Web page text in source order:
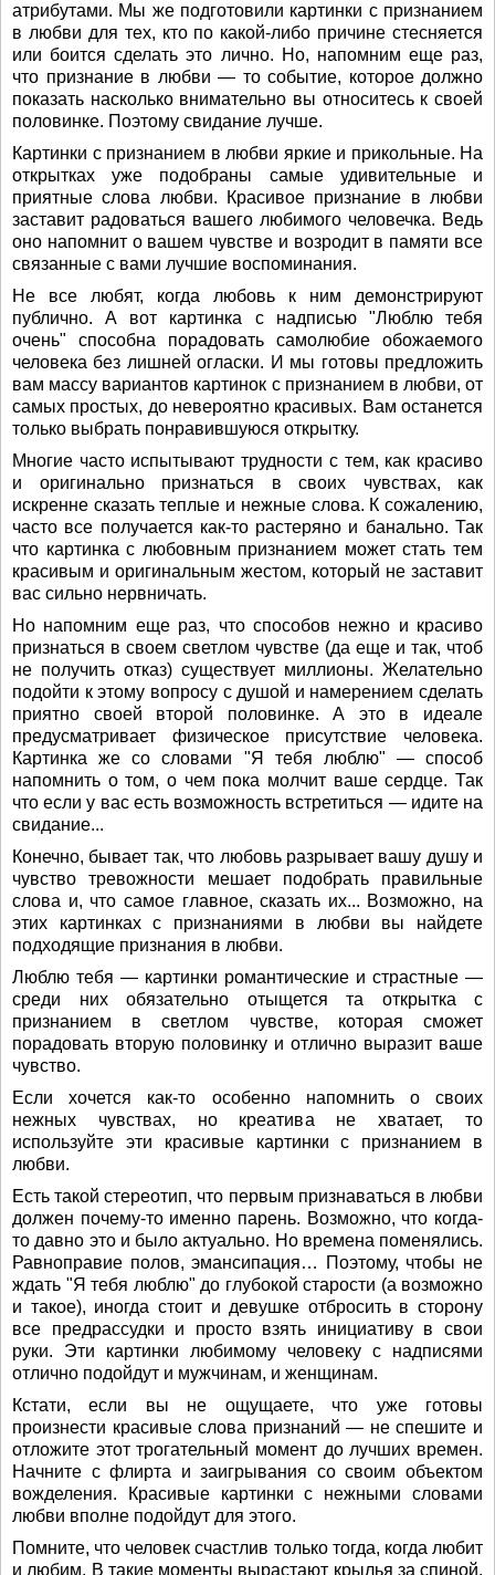
атрибутами. Мы же подготовили картинки с признанием
в любви для тех, кто по какой-либо причине стесняется
или боится сделать это лично. Но, напомним еще раз,
что признание в любви — то событие, которое должно
показать насколько внимательно вы относитесь к своей
половинке. Поэтому свидание лучше.
Картинки с признанием в любви яркие и прикольные. На
открытках уже подобраны самые удивительные и
приятные слова любви. Красивое признание в любви
заставит радоваться вашего любимого человечка. Ведь
оно напомнит о вашем чувстве и возродит в памяти все
связанные с вами лучшие воспоминания.
Не все любят, когда любовь к ним демонстрируют
публично. А вот картинка с надписью "Люблю тебя
очень" способна порадовать самолюбие обожаемого
человека без лишней огласки. И мы готовы предложить
вам массу вариантов картинок с признанием в любви, от
самых простых, до невероятно красивых. Вам останется
только выбрать понравившуюся открытку.
Многие часто испытывают трудности с тем, как красиво
и оригинально признаться в своих чувствах, как
искренне сказать теплые и нежные слова. К сожалению,
часто все получается как-то растеряно и банально. Так
что картинка с любовным признанием может стать тем
красивым и оригинальным жестом, который не заставит
вас сильно нервничать.
Но напомним еще раз, что способов нежно и красиво
признаться в своем светлом чувстве (да еще и так, чтоб
не получить отказ) существует миллионы. Желательно
подойти к этому вопросу с душой и намерением сделать
приятно своей второй половинке. А это в идеале
предусматривает физическое присутствие человека.
Картинка же со словами "Я тебя люблю" — способ
напомнить о том, о чем пока молчит ваше сердце. Так
что если у вас есть возможность встретиться — идите на
свидание...
Конечно, бывает так, что любовь разрывает вашу душу и
чувство тревожности мешает подобрать правильные
слова и, что самое главное, сказать их... Возможно, на
этих картинках с признаниями в любви вы найдете
подходящие признания в любви.
Люблю тебя — картинки романтические и страстные —
среди них обязательно отыщется та открытка с
признанием в светлом чувстве, которая сможет
порадовать вторую половинку и отлично выразит ваше
чувство.
Если хочется как-то особенно напомнить о своих
нежных чувствах, но креатива не хватает, то
используйте эти красивые картинки с признанием в
любви.
Есть такой стереотип, что первым признаваться в любви
должен почему-то именно парень. Возможно, что когда-
то давно это и было актуально. Но времена поменялись.
Равноправие полов, эмансипация… Поэтому, чтобы не
ждать "Я тебя люблю" до глубокой старости (а возможно
и такое), иногда стоит и девушке отбросить в сторону
все предрассудки и просто взять инициативу в свои
руки. Эти картинки любимому человеку с надписями
отлично подойдут и мужчинам, и женщинам.
Кстати, если вы не ощущаете, что уже готовы
произнести красивые слова признаний — не спешите и
отложите этот трогательный момент до лучших времен.
Начните с флирта и заигрывания со своим объектом
вожделения. Красивые картинки с нежными словами
любви вполне подойдут для этого.
Помните, что человек счастлив только тогда, когда любит
и любим. В такие моменты вырастают крылья за спиной.